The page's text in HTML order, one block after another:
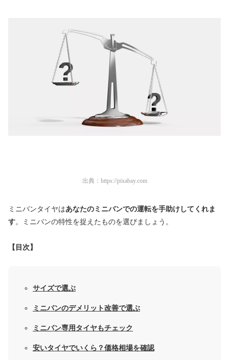
出典： https://pixabay.com
ミニバンタイヤはあなたのミニバンでの運転を手助けしてくれま
す。ミニバンの特性を捉えたものを選びましょう。
【目次】
サイズで選ぶ
ミニバンのデメリット改善で選ぶ
ミニバン専用タイヤもチェック
安いタイヤでいくら？価格相場を確認